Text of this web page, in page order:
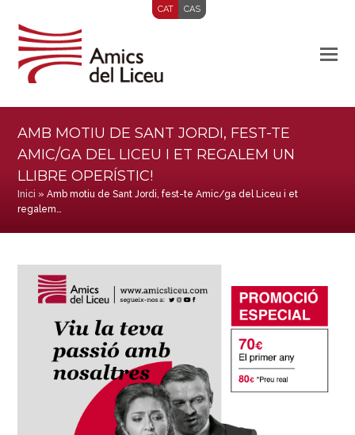
CAT CAS
AMB MOTIU DE SANT JORDI, FEST-TE
AMIC/GA DEL LICEU I ET REGALEM UN
LLIBRE OPERÍSTIC!
Inici »Amb motiu de Sant Jordi, fest-te Amic/ga del Liceu i et
regalem…